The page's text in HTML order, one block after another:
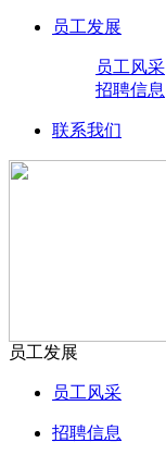
员工发展
员工风采
招聘信息
联系我们
员工发展
员工风采
招聘信息